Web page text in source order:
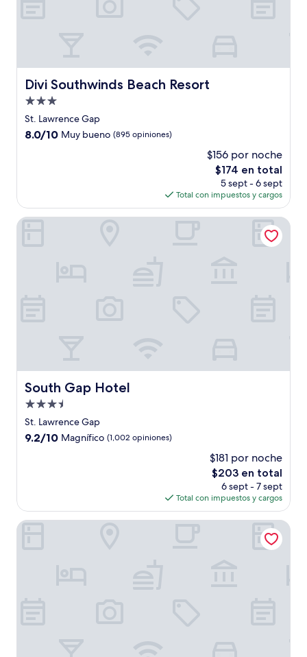
Divi Southwinds Beach Resort
Divi Southwinds Beach Resort
Propiedad
de
3.0
St. Lawrence Gap
8.0
opiniones)
8.0/10 Muy bueno (895 opiniones)
$156 por noche
El
precio
actual
es
de
$174 en total
5 sept - 6 sept
Total con impuestos y cargos
South Gap Hotel
South Gap Hotel
Propiedad
de
3.5
St. Lawrence Gap
9.2
9.2/10 Magnífico (1,002 opiniones)
$181 por noche
El
precio
actual
es
de
$203 en total
6 sept - 7 sept
Total con impuestos y cargos
South Gap Hotel
Blue Orchids Beach Hotel